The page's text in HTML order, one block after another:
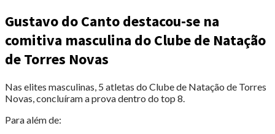
Gustavo do Canto destacou-se na
comitiva masculina do Clube de Natação
de Torres Novas
Nas elites masculinas, 5 atletas do Clube de Natação de Torres
Novas, concluíram a prova dentro do top 8.
Para além de: